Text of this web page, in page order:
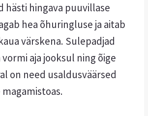
hästi hingava puuvillase
hea õhuringluse ja aitab
värskena. Sulepadjad
aja jooksul ning õige
on need usaldusväärsed